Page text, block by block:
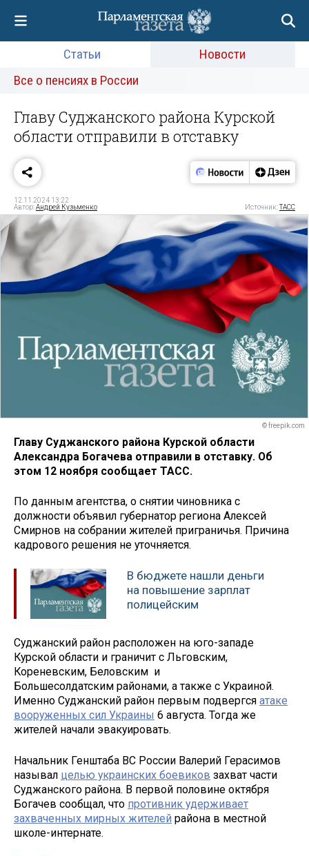
Статьи
Новости
Все о пенсиях в России
Главу Суджанского района Курской
области отправили в отставку
12.11.2024 13:22
Автор:Андрей Кузьменко Источник:ТАСС
© freepik.com
Главу Суджанского района Курской области
Александра Богачева отправили в отставку. Об
этом 12 ноября сообщает ТАСС.
По данным агентства, о снятии чиновника с
должности объявил губернатор региона Алексей
Смирнов на собрании жителей приграничья. Причина
кадрового решения не уточняется.
В бюджете нашли деньги
на повышение зарплат
полицейским
Суджанский район расположен на юго-западе
Курской области и граничит с Льговским,
Кореневским, Беловским и
Большесолдатским районами, а также с Украиной.
Именно Суджанский район первым подвергся атаке
вооруженных сил Украины 6 августа. Тогда же
жителей начали эвакуировать.
Начальник Генштаба ВС России Валерий Герасимов
называл целью украинских боевиков захват части
Суджанского района. В первой половине октября
Богачев сообщал, что противник удерживает
захваченных мирных жителей района в местной
школе-интернате.